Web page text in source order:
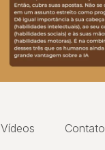
Vídeos
Contato